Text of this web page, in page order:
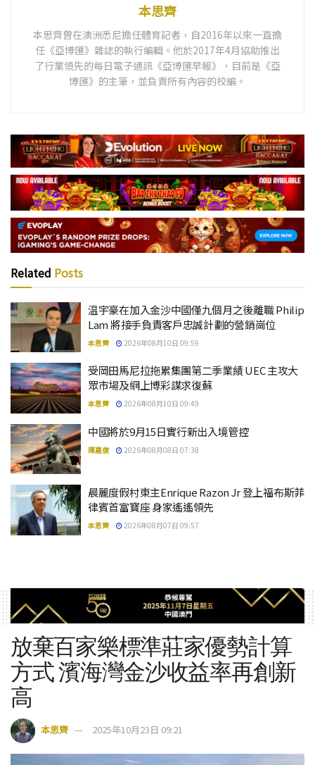
本思齊
本思齊曾在澳洲悉尼擔任體育記者，自2016年以來一直擔
任《亞博匯》雜誌的執行編輯。他於2017年4月協助推出
了行業領先的每日電子通訊《亞博匯早報》，目前是《亞
博匯》的主筆，並負責所有內容的校編。
Related Posts
温宇豪在加入金沙中國僅九個月之後離職 Philip
Lam 將接手負責客戶忠誠計劃的營銷崗位
本思齊 2026年08月10日 09:59
受岡田馬尼拉拖累集團第二季業績 UEC 主攻大
眾市場及網上博彩謀求復蘇
本思齊 2026年08月10日 09:49
中國將於9月15日實行新出入境管控
陳嘉俊 2026年08月08日 07:38
晨麗度假村東主Enrique Razon Jr 登上福布斯菲
律賓首富寶座 身家遙遙領先
本思齊 2026年08月07日 09:57
放棄百家樂標準莊家優勢計算
方式 濱海灣金沙收益率再創新
高
本思齊 2025年10月23日 09:21